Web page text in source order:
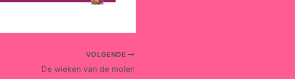
VOLGENDE
De wieken van de molen